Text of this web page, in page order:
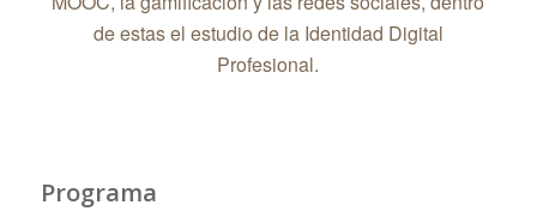
de estas el estudio de la Identidad Digital
Profesional.
Programa